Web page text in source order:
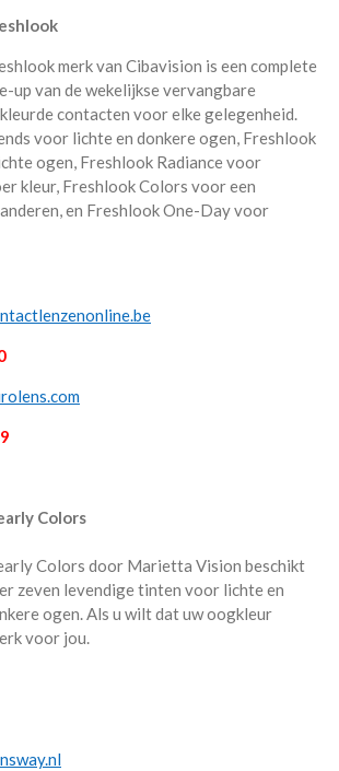
merk van Cibavision is een complete
up van de wekelijkse vervangbare
contacten voor elke gelegenheid.
voor lichte en donkere ogen, Freshlook
ogen, Freshlook Radiance voor
kleur, Freshlook Colors voor een
en Freshlook One-Day voor
Colors
Colors door Marietta Vision beschikt
zeven levendige tinten voor lichte en
ogen. Als u wilt dat uw oogkleur
voor jou.